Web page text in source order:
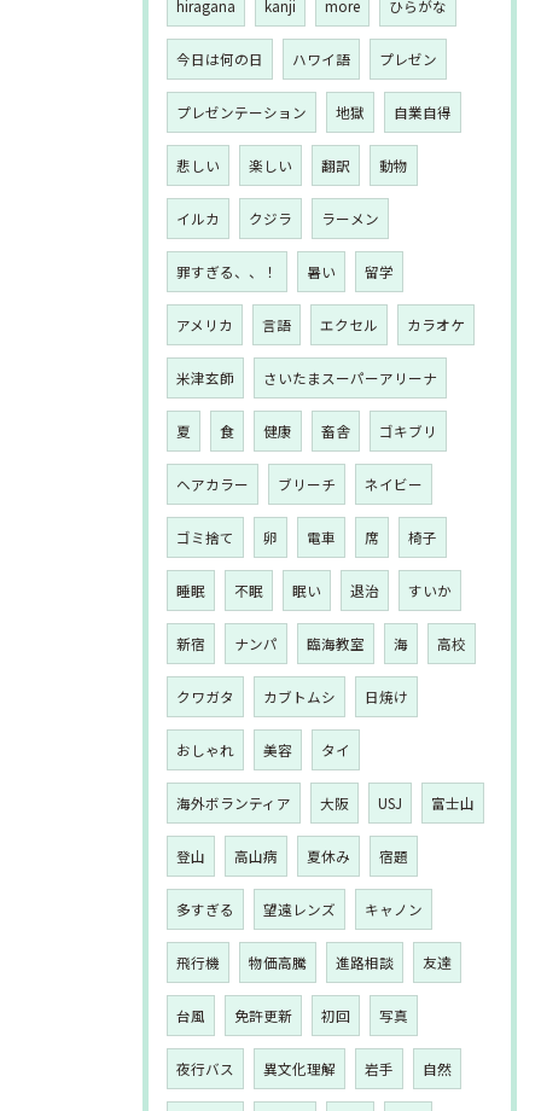
hiragana kanji more ひらがな
今日は何の日 ハワイ語 プレゼン
プレゼンテーション 地獄 自業自得
悲しい 楽しい 翻訳 動物
イルカ クジラ ラーメン
罪すぎる、、！ 暑い 留学
アメリカ 言語 エクセル カラオケ
米津玄師 さいたまスーパーアリーナ
夏 食 健康 畜舎 ゴキブリ
ヘアカラー ブリーチ ネイビー
ゴミ捨て 卵 電車 席 椅子
睡眠 不眠 眠い 退治 すいか
新宿 ナンパ 臨海教室 海 高校
クワガタ カブトムシ 日焼け
おしゃれ 美容 タイ
海外ボランティア 大阪 USJ 富士山
登山 高山病 夏休み 宿題
多すぎる 望遠レンズ キャノン
飛行機 物価高騰 進路相談 友達
台風 免許更新 初回 写真
夜行バス 異文化理解 岩手 自然